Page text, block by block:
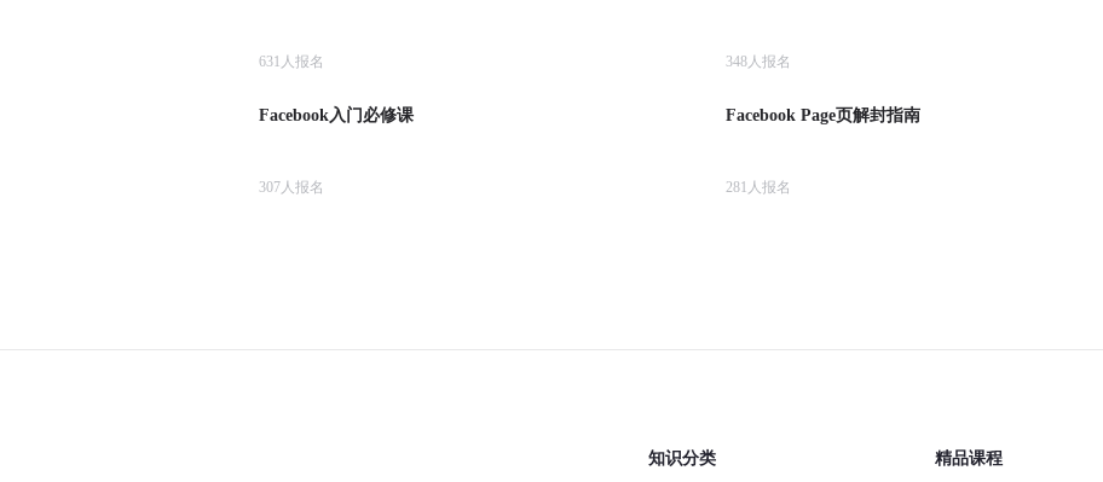
631 人报名 348人报名
Facebook入门必修课
307人报名
Facebook Page页解封指南
281 人报名
知识分类 精品课程